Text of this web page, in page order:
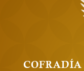
COFRADÍA